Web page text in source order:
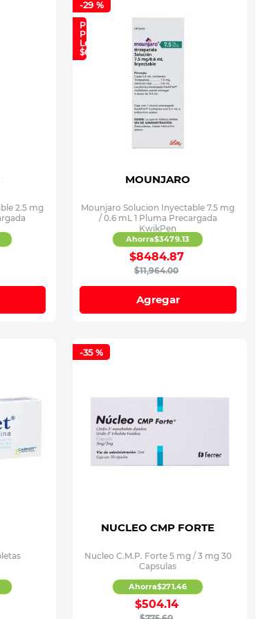
2.5 mg
-29 %
Precio
Plan
Lealtad:
$6,690
MOUNJARO
Mounjaro Solucion Inyectable 7.5 mg
/ 0.6 mL 1 Pluma Precargada
KwikPen
$11,964.00
$8484.87
Ahorra$3479.13
Agregar
-35 %
NUCLEO CMP FORTE
Nucleo C.M.P. Forte 5 mg / 3 mg 30
Capsulas
$504.14
Ahorra$271.46